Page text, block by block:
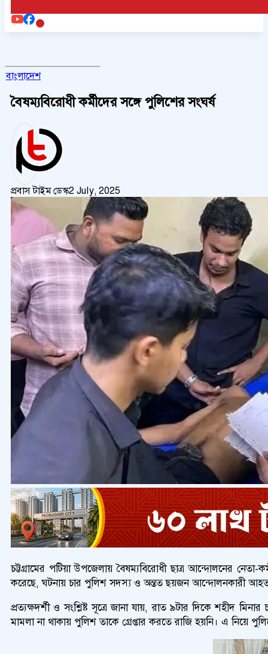
বাংলাদেশ
বৈষম্যবিরোধী কর্মীদের সঙ্গে পুলিশের সংঘর্ষ
প্রবাস টাইম ডেস্ক2 July, 2025
চট্টগ্রামের পটিয়া উপজেলায় বৈষম্যবিরোধী ছাত্র আন্দোলনের
করেছে, ঘটনায় চার পুলিশ সদস্য ও অন্তত ছয়জন আন্দোলনকারী
প্রত্যক্ষদর্শী ও সংশ্লিষ্ট সূত্রে জানা যায়, রাত ৯টার দিকে শহীদ
মামলা না থাকায় পুলিশ তাকে গ্রেপ্তার করতে রাজি হয়নি। এ নিয়ে